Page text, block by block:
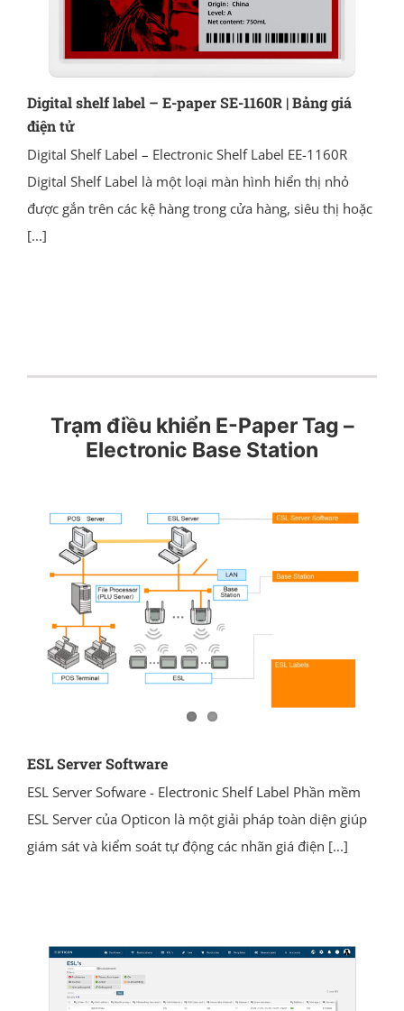
Digital shelf label – E-paper SE-1160R | Bảng giá
điện tử
Digital Shelf Label – Electronic Shelf Label EE-1160R
Digital Shelf Label là một loại màn hình hiển thị nhỏ
được gắn trên các kệ hàng trong cửa hàng, siêu thị hoặc
[...]
Trạm điều khiển E-Paper Tag –
Electronic Base Station
ESL Server Software
ESL Server Sofware - Electronic Shelf Label Phần mềm
ESL Server của Opticon là một giải pháp toàn diện giúp
giám sát và kiểm soát tự động các nhãn giá điện [...]